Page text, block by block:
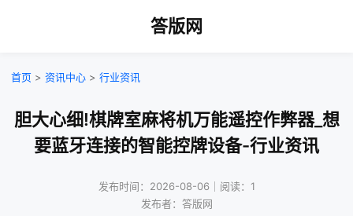
答版网
首页 > 资讯中心 > 行业资讯
胆大心细!棋牌室麻将机万能遥控作弊器_想
要蓝牙连接的智能控牌设备-行业资讯
发布时间：2026-08-06｜阅读：1
发布者：答版网